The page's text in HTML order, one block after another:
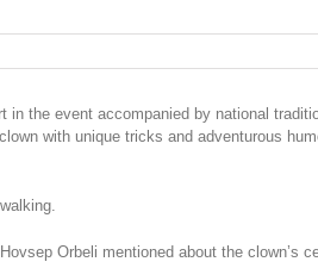
in the event accompanied by national
with unique tricks and adventurous
Orbeli mentioned about the clown’s